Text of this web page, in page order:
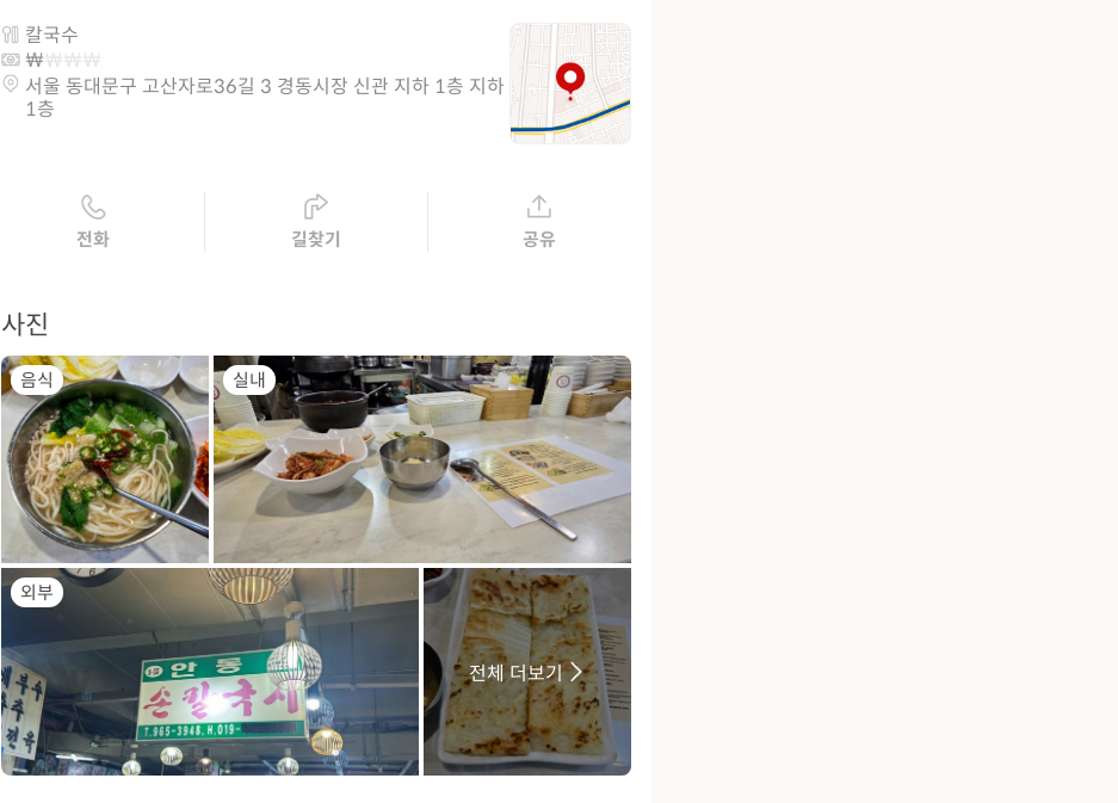
칼국수
서울 동대문구 고산자로36길 3 경동시장 신관 지하 1층 지하
1층
전화 길찾기 공유
사진
음식 실내
외부
전체 더보기